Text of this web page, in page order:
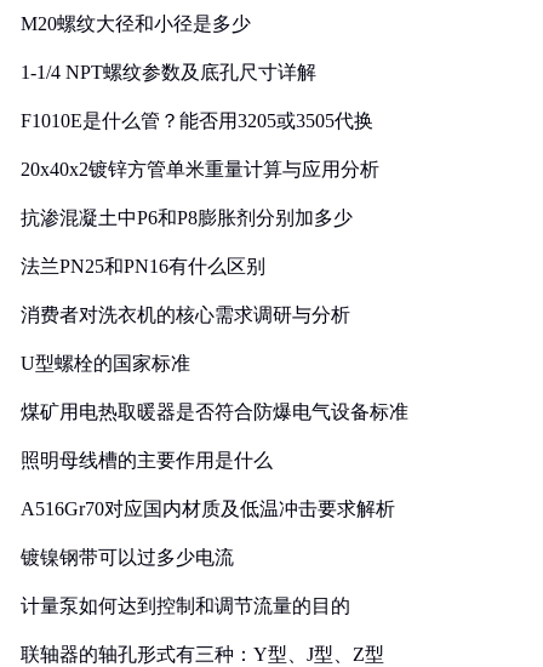
M20螺纹大径和小径是多少
1-1/4 NPT螺纹参数及底孔尺寸详解
F1010E是什么管？能否用3205或3505代换
20x40x2镀锌方管单米重量计算与应用分析
抗渗混凝土中P6和P8膨胀剂分别加多少
法兰PN25和PN16有什么区别
消费者对洗衣机的核心需求调研与分析
U型螺栓的国家标准
煤矿用电热取暖器是否符合防爆电气设备标准
照明母线槽的主要作用是什么
A516Gr70对应国内材质及低温冲击要求解析
镀镍钢带可以过多少电流
计量泵如何达到控制和调节流量的目的
联轴器的轴孔形式有三种：Y型、J型、Z型